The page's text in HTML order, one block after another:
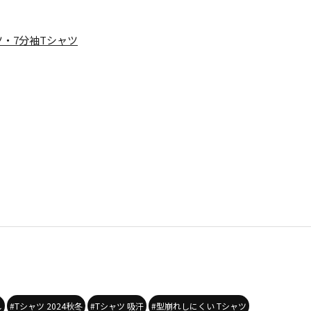
7分袖Tシャツ
#Tシャツ 2024秋冬 #Tシャツ 吸汗 #型崩れしにくい Tシャツ